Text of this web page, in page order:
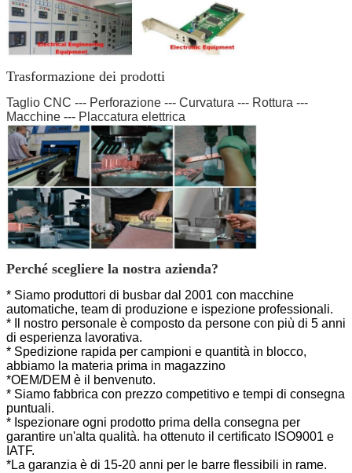
Trasformazione dei prodotti
Taglio CNC --- Perforazione --- Curvatura --- Rottura ---
Macchine --- Placcatura elettrica
Perché scegliere la nostra azienda?
* Siamo produttori di busbar dal 2001 con macchine
automatiche, team di produzione e ispezione professionali.
* Il nostro personale è composto da persone con più di 5 anni
di esperienza lavorativa.
* Spedizione rapida per campioni e quantità in blocco,
abbiamo la materia prima in magazzino
*OEM/DEM è il benvenuto.
* Siamo fabbrica con prezzo competitivo e tempi di consegna
puntuali.
* Ispezionare ogni prodotto prima della consegna per
garantire un'alta qualità. ha ottenuto il certificato ISO9001 e
IATF.
*La garanzia è di 15-20 anni per le barre flessibili in rame.